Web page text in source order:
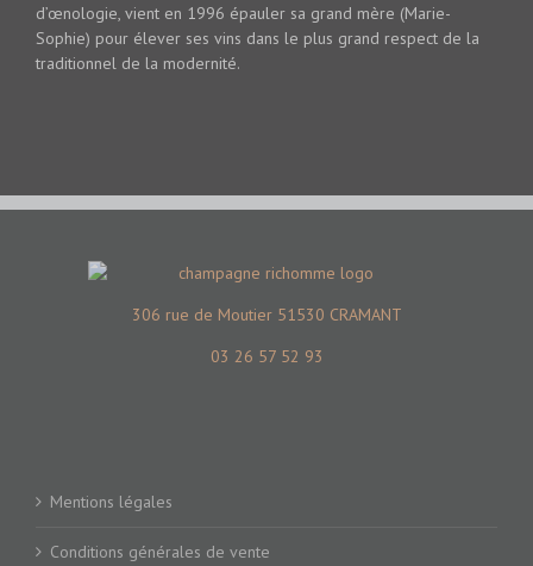
d’œnologie, vient en 1996 épauler sa grand mère (Marie-
Sophie) pour élever ses vins dans le plus grand respect de la
traditionnel de la modernité.
306 rue de Moutier 51530 CRAMANT
03 26 57 52 93
Mentions légales
Conditions générales de vente